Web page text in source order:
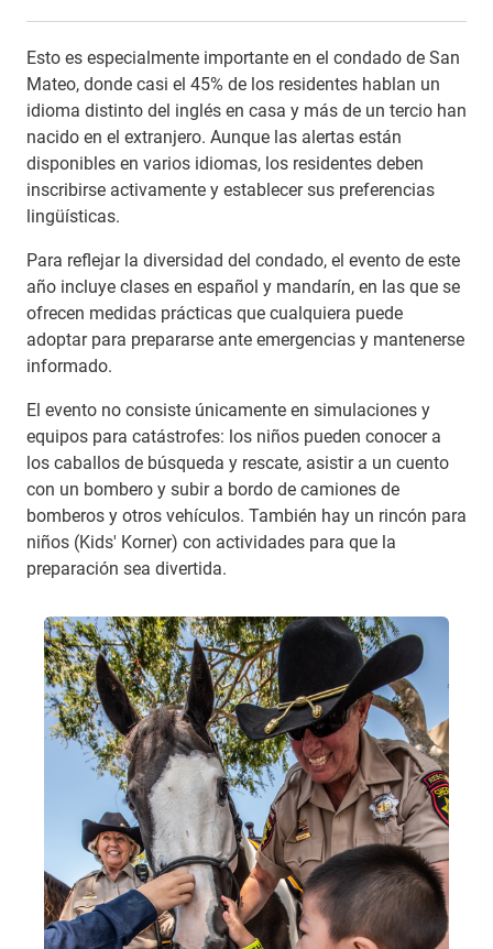
Esto es especialmente importante en el condado de San
Mateo, donde casi el 45% de los residentes hablan un
idioma distinto del inglés en casa y más de un tercio han
nacido en el extranjero. Aunque las alertas están
disponibles en varios idiomas, los residentes deben
inscribirse activamente y establecer sus preferencias
lingüísticas.
Para reflejar la diversidad del condado, el evento de este
año incluye clases en español y mandarín, en las que se
ofrecen medidas prácticas que cualquiera puede
adoptar para prepararse ante emergencias y mantenerse
informado.
El evento no consiste únicamente en simulaciones y
equipos para catástrofes: los niños pueden conocer a
los caballos de búsqueda y rescate, asistir a un cuento
con un bombero y subir a bordo de camiones de
bomberos y otros vehículos. También hay un rincón para
niños (Kids' Korner) con actividades para que la
preparación sea divertida.